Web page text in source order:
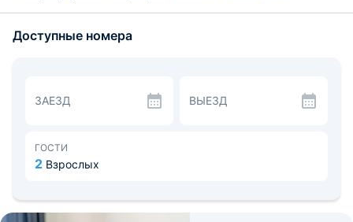
Ванная комната включает в себя необходимую
электрической плитой и обеденным столом. В округе
большой выбор кафе и ресторанов быстрого питания.
развлечься в парке аттракционов «Сказка-град».
Расстояние до аэропорта Витязево — 46,6 км, до
Доступные номера
ЗАЕЗД ВЫЕЗД
ГОСТИ
2 Взрослых